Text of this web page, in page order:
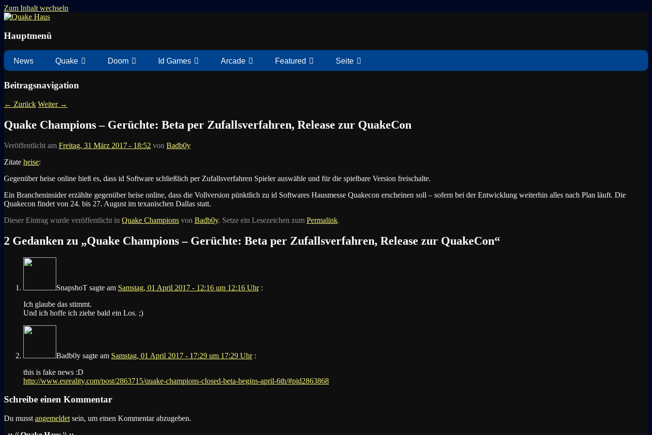
Zum Inhalt wechseln
Quake Haus
Hauptmenü
News Quake Doom Id Games Arcade Featured Seite
Beitragsnavigation
← Zurück Weiter →
Quake Champions – Gerüchte: Beta per Zufallsverfahren, Release zur QuakeCon
Veröffentlicht am Freitag, 31 März 2017 - 18:52 von Badb0y
Zitate heise:
Gegenüber heise online hieß es, dass id Software schließlich per Zufallsverfahren Spieler auswähle und für die spielbare Version freischalte.
Ein Brancheninsider erzählte gegenüber heise online, dass die Vollversion pünktlich zu id Softwares Hausmesse Quakecon erscheinen soll – sofern bei der Entwicklung weiterhin alles nach Plan läuft. Die
Quakecon findet von 24. bis 27. August im texanischen Dallas statt.
Dieser Eintrag wurde veröffentlicht in Quake Champions von Badb0y. Setze ein Lesezeichen zum Permalink.
2 Gedanken zu „Quake Champions – Gerüchte: Beta per Zufallsverfahren, Release zur QuakeCon“
SnapshoT sagte am Samstag, 01 April 2017 - 12:16 um 12:16 Uhr :
Ich glaube das stimmt.
Und ich hoffe ich ziehe bald ein Los. ;)
Badb0y sagte am Samstag, 01 April 2017 - 17:29 um 17:29 Uhr :
this is fake news :D
http://www.esreality.com/post/2863715/quake-champions-closed-beta-begins-april-6th/#pid2863868
Schreibe einen Kommentar
Du musst angemeldet sein, um einen Kommentar abzugeben.